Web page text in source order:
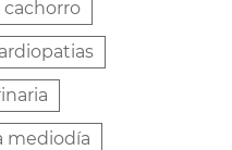
cachorro
mediodía